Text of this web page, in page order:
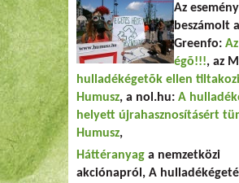
Az
beszámolt a
Greenfo:
égõ!!!, az
hulladékégetõk ellen
Humusz, a nol.hu: A
helyett újrahasznosításért
Humusz,
Háttéranyag a nemzetközi
akciónapról, A